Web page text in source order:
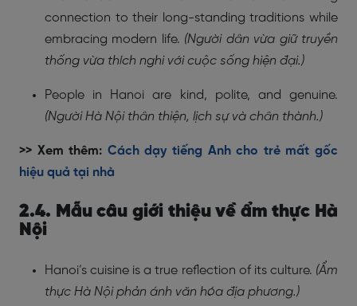
connection to their long-standing traditions while
embracing modern life. (Người dân vừa giữ truyền
thống vừa thích nghi với cuộc sống hiện đại.)
People in Hanoi are kind, polite, and genuine.
(Người Hà Nội thân thiện, lịch sự và chân thành.)
>> Xem thêm: Cách dạy tiếng Anh cho trẻ mất gốc
hiệu quả tại nhà
2.4. Mẫu câu giới thiệu về ẩm thực Hà
Nội
Hanoi’s cuisine is a true reflection of its culture. (Ẩm
thực Hà Nội phản ánh văn hóa địa phương.)